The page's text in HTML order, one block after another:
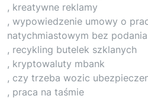
, kreatywne reklamy
, wypowiedzenie umowy o
natychmiastowym bez
, recykling butelek szklanych
, kryptowaluty mbank
, czy trzeba wozic
, praca na taśmie